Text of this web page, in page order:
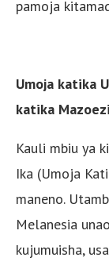
pamoja
Umoja katika
katika Mazoezi
Kauli mbiu ya
Ika (Umoja
maneno.
Melanesia
kujumuisha,